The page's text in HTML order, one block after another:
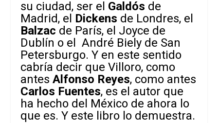
su ciudad, ser el Galdós de
Madrid, el Dickens de Londres, el
Balzac de París, el Joyce de
Dublín o el André Biely de San
Petersburgo. Y en este sentido
cabría decir que Villoro, como
antesAlfonso Reyes, como antes
Carlos Fuentes, es el autor que
ha hecho del México de ahora lo
que es. Y este libro lo demuestra.